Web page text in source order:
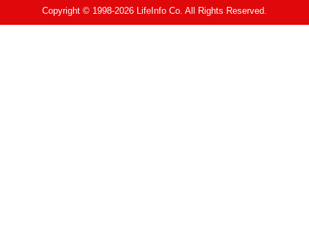
Copyright © 1998-2026 LifeInfo Co. All Rights Reserved.